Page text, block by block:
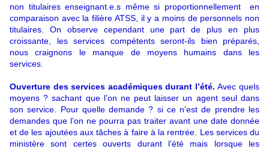
non titulaires enseignant.e.s même si proportionnellement en
comparaison avec la filière ATSS, il y a moins de personnels non
titulaires. On observe cependant une part de plus en plus
croissante, les services compétents seront-ils bien préparés,
nous craignons le manque de moyens humains dans les
services.
Ouverture des services académiques durant l’été.Avec quels
moyens ? sachant que l’on ne peut laisser un agent seul dans
son service. Pour quelle demande ? si ce n’est de prendre les
demandes que l’on ne pourra pas traiter avant une date donnée
et de les ajoutées aux tâches à faire à la rentrée. Les services du
ministère sont certes ouverts durant l’été mais lorsque les